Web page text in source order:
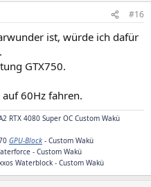
#16
ist, würde ich dafür
GTX750.
60Hz fahren.
RTX 4080 Super OC Custom Wakü
GPU-Block - Custom Wakü
- Custom Wakü
Waterblock - Custom Wakü